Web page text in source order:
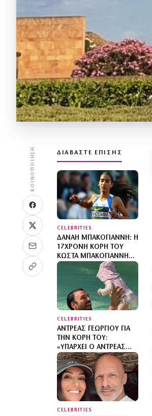
ΚΟΙΝΟΠΟΊΗΣΗ ΔΙΑΒΆΣΤΕ ΕΠΊΣΗΣ
CELEBRITIES
ΔΑΝΆΗ ΜΠΑΚΟΓΙΆΝΝΗ: Η
17ΧΡΟΝΗ ΚΌΡΗ ΤΟΥ
ΚΏΣΤΑ ΜΠΑΚΟΓΙΆΝΝΗ
ΈΚΑΝΕ ΠΑΝΕΛΛΉΝΙΟ
CELEBRITIES
ΑΝΤΡΈΑΣ ΓΕΩΡΓΊΟΥ ΓΙΑ
ΤΗΝ ΚΌΡΗ ΤΟΥ:
«ΥΠΆΡΧΕΙ Ο ΑΝΤΡΈΑΣ
ΠΡΙΝ ΑΠΌ ΤΟ ΜΩΡΌ ΚΑΙ
Ο ΑΝΤΡΈΑΣ ΜΕΤΆ ΑΠΌ
ΑΥΤΌ – ΈΘΕΣΑ ΆΛΛΕΣ
ΠΡΟΤΕΡΑΙΌΤΗΤΕΣ»
CELEBRITIES